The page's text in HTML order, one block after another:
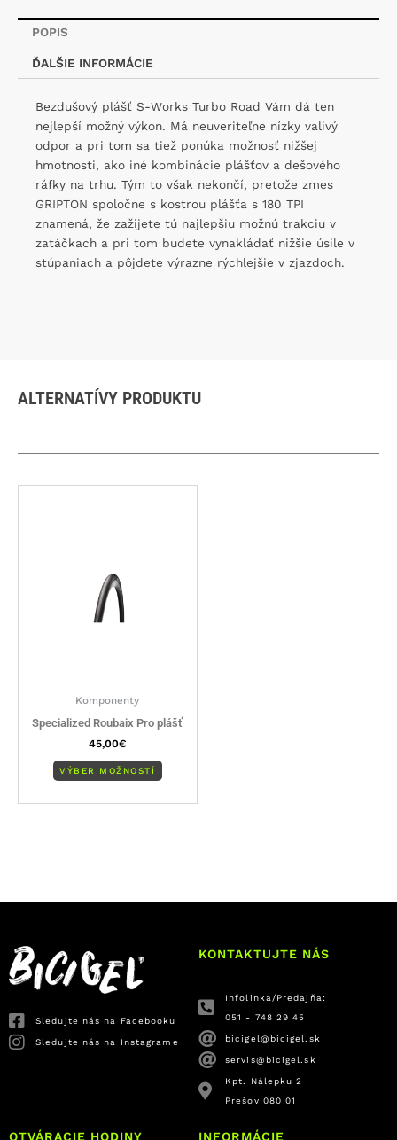
POPIS
ĎALŠIE INFORMÁCIE
Bezdušový plášť S-Works Turbo Road Vám dá ten
nejlepší možný výkon. Má neuveriteľne nízky valivý
odpor a pri tom sa tiež ponúka možnosť nižšej
hmotnosti, ako iné kombinácie plášťov a dešového
ráfky na trhu. Tým to však nekončí, pretože zmes
GRIPTON spoločne s kostrou plášťa s 180 TPI
znamená, že zažijete tú najlepšiu možnú trakciu v
zatáčkach a pri tom budete vynakládať nižšie úsile v
stúpaniach a pôjdete výrazne rýchlejšie v zjazdoch.
ALTERNATÍVY PRODUKTU
Komponenty
Specialized Roubaix Pro plášť
45,00€
VÝBER MOŽNOSTÍ
Sledujte nás na Facebooku
Sledujte nás na Instagrame
KONTAKTUJTE NÁS
Infolinka/Predajňa:
051 - 748 29 45
bicigel@bicigel.sk
servis@bicigel.sk
Kpt. Nálepku 2
Prešov 080 01
OTVÁRACIE HODINY INFORMÁCIE